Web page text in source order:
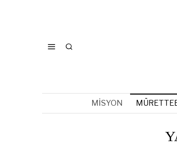
MISYON